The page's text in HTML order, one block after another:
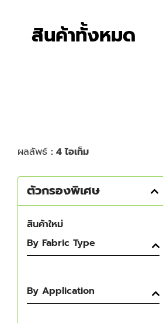
สินค้าทั้งหมด
ผลลัพธ์ : 4 ไอเท็ม
ตัวกรองพิเศษ
สินค้าใหม่
By Fabric Type
By Application